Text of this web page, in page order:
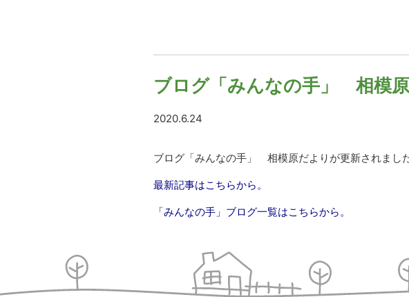
ブログ「みんなの手」 相模
2020.6.24
ブログ「みんなの手」 相模原だよりが更新されました
最新記事はこちらから。
「みんなの手」ブログ一覧はこちらから。